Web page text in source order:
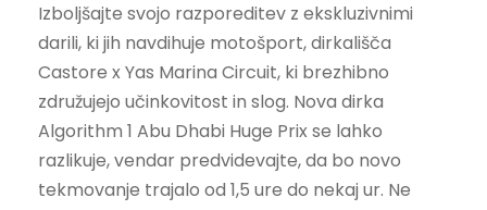
Izboljšajte svojo razporeditev z ekskluzivnimi
darili, ki jih navdihuje motošport, dirkališča
Castore x Yas Marina Circuit, ki brezhibno
združujejo učinkovitost in slog. Nova dirka
Algorithm 1 Abu Dhabi Huge Prix se lahko
razlikuje, vendar predvidevajte, da bo novo
tekmovanje trajalo od 1,5 ure do nekaj ur. Ne